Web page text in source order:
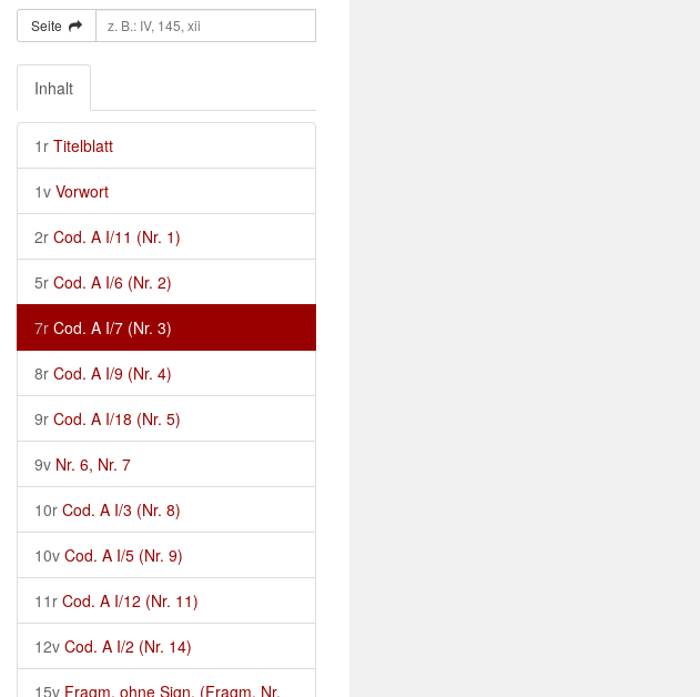
Seite
Inhalt
1r Titelblatt
1v Vorwort
2r Cod. A I/11 (Nr. 1)
5r Cod. A I/6 (Nr. 2)
7r Cod. A I/7 (Nr. 3)
8r Cod. A I/9 (Nr. 4)
9r Cod. A I/18 (Nr. 5)
9v Nr. 6, Nr. 7
10r Cod. A I/3 (Nr. 8)
10v Cod. A I/5 (Nr. 9)
11r Cod. A I/12 (Nr. 11)
12v Cod. A I/2 (Nr. 14)
15v Fragm. ohne Sign. (Fragm. Nr.